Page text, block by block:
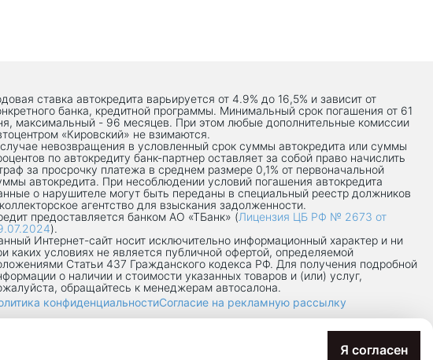
Я согласен
ставка автокредита варьируется от 4.9% до 16,5% и зависит от
банка, кредитной программы. Минимальный срок погашения от 61
максимальный - 96 месяцев. При этом любые дополнительные комиссии
«Кировский» не взимаются.
невозвращения в условленный срок суммы автокредита или суммы
по автокредиту банк-партнер оставляет за собой право начислить
за просрочку платежа в среднем размере 0,1% от первоначальной
автокредита. При несоблюдении условий погашения автокредита
о нарушителе могут быть переданы в специальный реестр должников
агентство для взыскания задолженности.
предоставляется банком АО «ТБанк» (Лицензия ЦБ РФ № 2673 от
).
Интернет-сaйт носит исключительно информационный характер и ни
каких условиях не является публичной офертой, определяемой
Статьи 437 Гражданского кодекса РФ. Для получения подробной
о наличии и стоимости указанных товаров и (или) услуг,
обращайтесь к менеджерам автосалона.
конфиденциальностиСогласие на рекламную рассылку
2, ПОМЕЩ. 17/8П